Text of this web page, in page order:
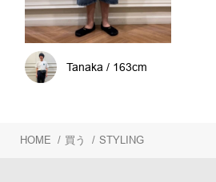
Tanaka / 163cm
HOME / 買う / STYLING